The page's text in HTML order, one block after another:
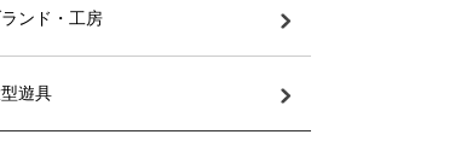
ンド・工房
遊具